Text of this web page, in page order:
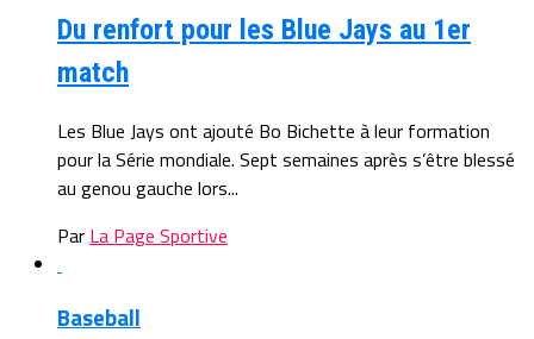
Du renfort pour les Blue Jays au 1er
match
Les Blue Jays ont ajouté Bo Bichette à leur formation
pour la Série mondiale. Sept semaines après s’être blessé
au genou gauche lors...
Par La Page Sportive
Baseball